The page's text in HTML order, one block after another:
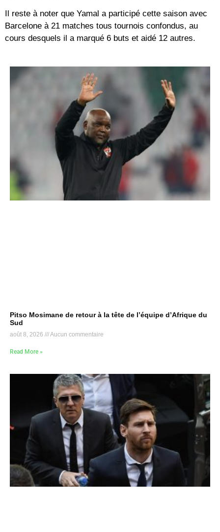
Il reste à noter que Yamal a participé cette saison avec
Barcelone à 21 matches tous tournois confondus, au
cours desquels il a marqué 6 buts et aidé 12 autres.
Pitso Mosimane de retour à la tête de l’équipe d’Afrique du
Sud
août 8, 2026 Aucun commentaire
Read More »